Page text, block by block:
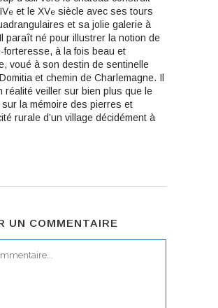
e et le XVe siècle avec ses tours
et sa jolie galerie à
paraît né pour illustrer la notion de
forteresse, à la fois beau et
voué à son destin de sentinelle
et chemin de Charlemagne. Il
réalité veiller sur bien plus que le
la mémoire des pierres et
rurale d’un village décidément à
UN COMMENTAIRE